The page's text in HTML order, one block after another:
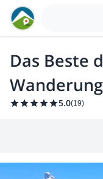
Das Beste
Wanderung
5.0(19)